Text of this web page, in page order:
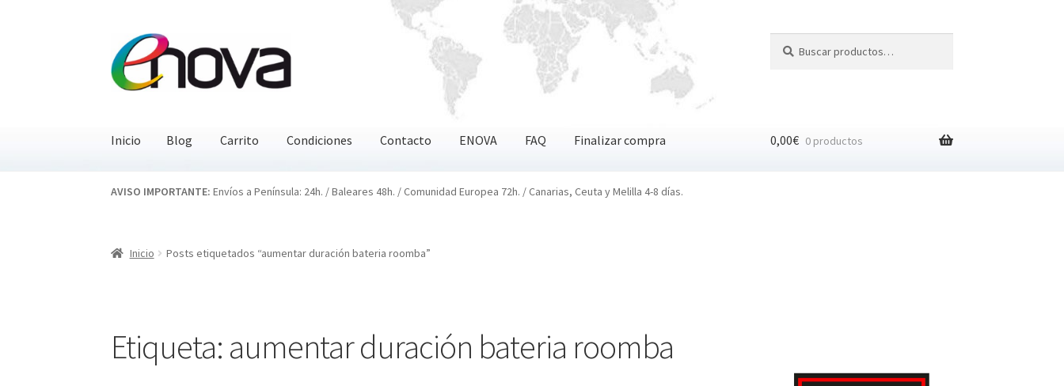
a
la
al
contenido
por:
Inicio Blog Carrito Condiciones Contacto ENOVA FAQ Finalizar compra
Inicio BlogCarrito CondicionesContacto ENOVA FAQ Finalizar compra
0,00€ 0 productos
AVISO IMPORTANTE: Envíos a Península: 24h. / Baleares 48h. / Comunidad Europea 72h. / Canarias, Ceuta y Melilla 4-8 días.
Inicio Posts etiquetados “aumentar duración bateria roomba”
Etiqueta: aumentar duración bateria roomba